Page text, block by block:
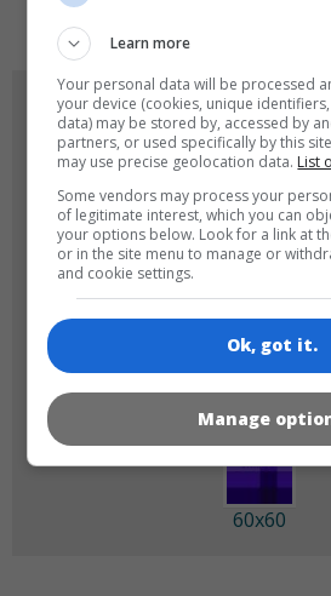
SPIEL-
180x180
60x60
Learn more
Your personal data will be processed
your device (cookies, unique
data) may be stored by, accessed by
partners, or used specifically by this
may use precise geolocation data. List
Some vendors may process your
of legitimate interest, which you can
your options below. Look for a link at
or in the site menu to manage or
and cookie settings.
Ok, got it.
Manage